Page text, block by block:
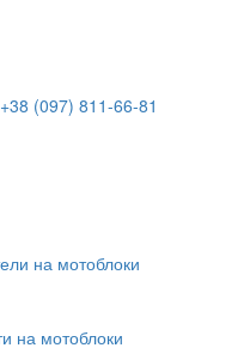
+38 (097) 811-66-81